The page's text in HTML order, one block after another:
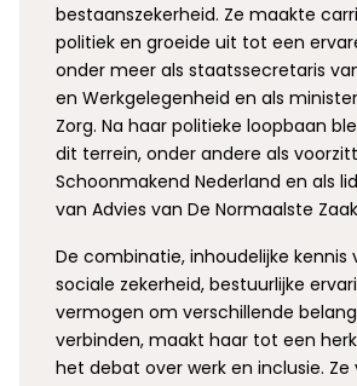
bestaanszekerheid. Ze maakte
politiek en groeide uit tot een
onder meer als staatssecretaris
en Werkgelegenheid en als
Zorg. Na haar politieke loopbaan
dit terrein, onder andere als
Schoonmakend Nederland en als
van Advies van De Normaalste
De combinatie, inhoudelijke kennis
sociale zekerheid, bestuurlijke
vermogen om verschillende
verbinden, maakt haar tot een
het debat over werk en inclusie. Ze